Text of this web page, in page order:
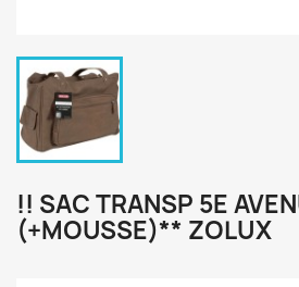
!! SAC TRANSP 5E
(+MOUSSE)** ZOLUX